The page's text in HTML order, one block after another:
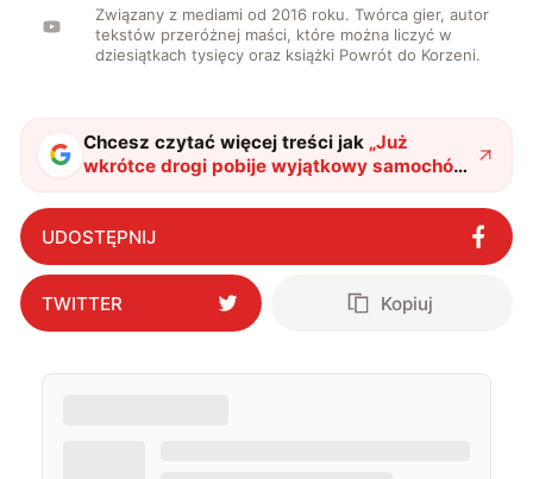
Związany z mediami od 2016 roku. Twórca gier, autor
tekstów przeróżnej maści, które można liczyć w
dziesiątkach tysięcy oraz książki Powrót do Korzeni.
Chcesz czytać więcej treści jak „Już
wkrótce drogi pobije wyjątkowy samochód
elektryczny z bezlitowym akumulatorem"?
UDOSTĘPNIJ
TWITTER Kopiuj